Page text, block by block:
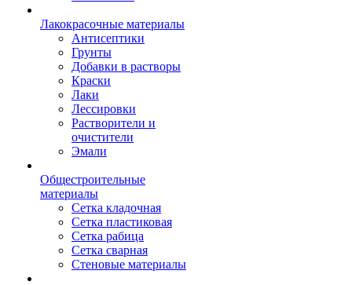
Лакокрасочные материалы
Антисептики
Грунты
Добавки в растворы
Краски
Лаки
Лессировки
Растворители и
очистители
Эмали
Общестроительные
материалы
Сетка кладочная
Сетка пластиковая
Сетка рабица
Сетка сварная
Стеновые материалы